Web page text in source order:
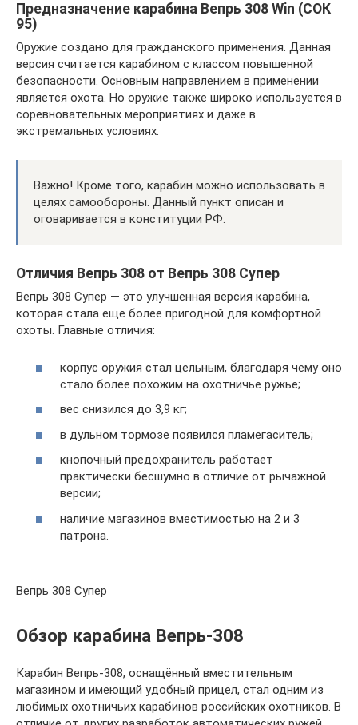
Предназначение карабина Вепрь 308 Win (СОК
95)
Оружие создано для гражданского применения. Данная
версия считается карабином с классом повышенной
безопасности. Основным направлением в применении
является охота. Но оружие также широко используется в
соревновательных мероприятиях и даже в
экстремальных условиях.
Важно! Кроме того, карабин можно использовать в
целях самообороны. Данный пункт описан и
оговаривается в конституции РФ.
Отличия Вепрь 308 от Вепрь 308 Супер
Вепрь 308 Супер — это улучшенная версия карабина,
которая стала еще более пригодной для комфортной
охоты. Главные отличия:
корпус оружия стал цельным, благодаря чему оно
стало более похожим на охотничье ружье;
вес снизился до 3,9 кг;
в дульном тормозе появился пламегаситель;
кнопочный предохранитель работает
практически бесшумно в отличие от рычажной
версии;
наличие магазинов вместимостью на 2 и 3
патрона.
Вепрь 308 Супер
Обзор карабина Вепрь-308
Карабин Вепрь-308, оснащённый вместительным
магазином и имеющий удобный прицел, стал одним из
любимых охотничьих карабинов российских охотников. В